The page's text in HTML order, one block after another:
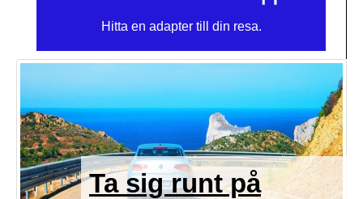
Hitta en adapter till din resa.
Ta sig runt på